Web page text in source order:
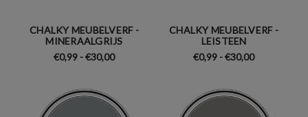
CHALKY MEUBELVERF -
MINERAALGRIJS
€0,99 - €30,00
CHALKY MEUBELVERF -
LEISTEEN
€0,99 - €30,00